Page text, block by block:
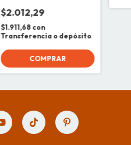
$2.012,29
$1.911,68 con
Transferencia o depósito